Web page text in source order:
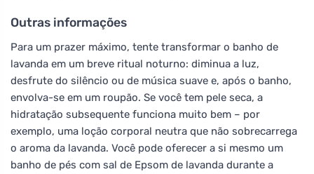
Outras informações
Para um prazer máximo, tente transformar o banho de
lavanda em um breve ritual noturno: diminua a luz,
desfrute do silêncio ou de música suave e, após o banho,
envolva-se em um roupão. Se você tem pele seca, a
hidratação subsequente funciona muito bem – por
exemplo, uma loção corporal neutra que não sobrecarrega
o aroma da lavanda. Você pode oferecer a si mesmo um
banho de pés com sal de Epsom de lavanda durante a